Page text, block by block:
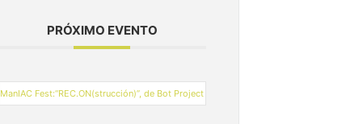
PRÓXIMO EVENTO
ManIAC Fest:“REC.ON(strucción)”, de Bot Project